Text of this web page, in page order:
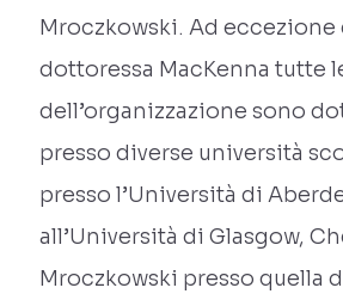
Mroczkowski. Ad eccezione
dottoressa MacKenna tutte
dell’organizzazione sono
presso diverse università
presso l’Università di
all’Università di Glasgow,
Mroczkowski presso quella